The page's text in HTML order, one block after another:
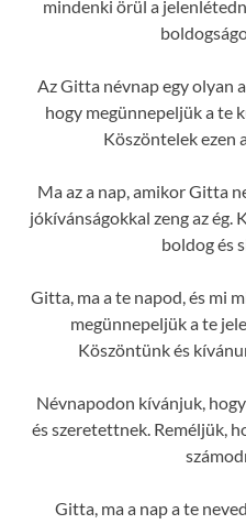
mindenki örül a
Az Gitta névnap egy olyan
hogy megünnepeljük a te
Köszöntelek ezen
Ma az a nap, amikor Gitta
jókívánságokkal zeng az ég.
boldog és
Gitta, ma a te napod, és mi
megünnepeljük a te
Köszöntünk és
Névnapodon kívánjuk,
és szeretettnek. Reméljük,
Gitta, ma a nap a te